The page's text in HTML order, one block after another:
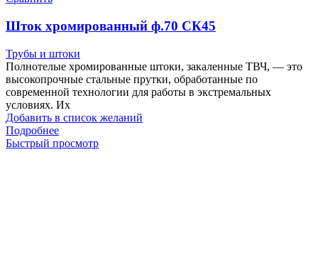
Шток хромированный ф.70 СК45
Трубы и штоки
Полнотелые хромированные штоки, закаленные ТВЧ, — это
высокопрочные стальные прутки, обработанные по
современной технологии для работы в экстремальных
условиях. Их
Добавить в список желаний
Подробнее
Быстрый просмотр